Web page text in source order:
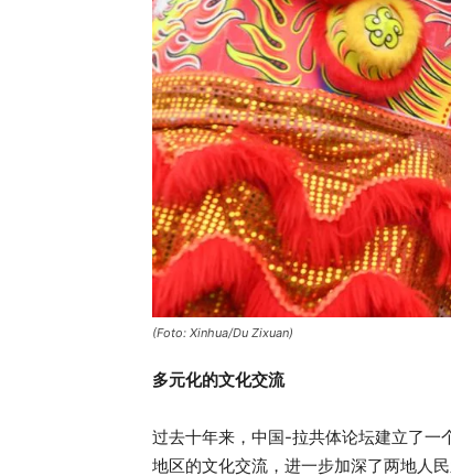
(Foto: Xinhua/Du Zixuan)
多元化的文化交流
过去十年来，中国-拉共体论坛建立了一
地区的文化交流，进一步加深了两地人民